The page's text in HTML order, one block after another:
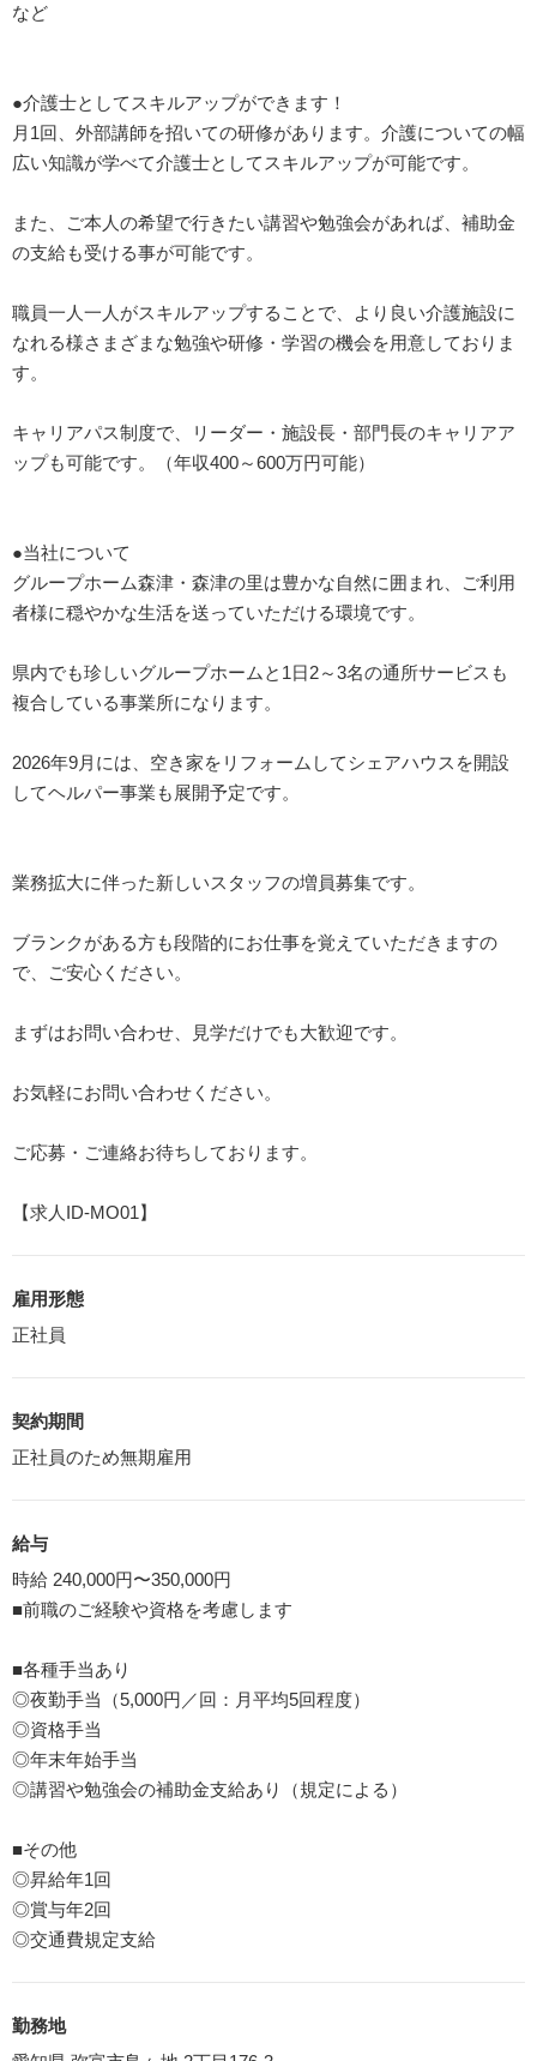
など
●介護士としてスキルアップができます！
月1回、外部講師を招いての研修があります。介護についての幅
広い知識が学べて介護士としてスキルアップが可能です。
また、ご本人の希望で行きたい講習や勉強会があれば、補助金
の支給も受ける事が可能です。
職員一人一人がスキルアップすることで、より良い介護施設に
なれる様さまざまな勉強や研修・学習の機会を用意しておりま
す。
キャリアパス制度で、リーダー・施設長・部門長のキャリアア
ップも可能です。（年収400～600万円可能）
●当社について
グループホーム森津・森津の里は豊かな自然に囲まれ、ご利用
者様に穏やかな生活を送っていただける環境です。
県内でも珍しいグループホームと1日2～3名の通所サービスも
複合している事業所になります。
2026年9月には、空き家をリフォームしてシェアハウスを開設
してヘルパー事業も展開予定です。
業務拡大に伴った新しいスタッフの増員募集です。
ブランクがある方も段階的にお仕事を覚えていただきますの
で、ご安心ください。
まずはお問い合わせ、見学だけでも大歓迎です。
お気軽にお問い合わせください。
ご応募・ご連絡お待ちしております。
【求人ID-MO01】
雇用形態
正社員
契約期間
正社員のため無期雇用
給与
時給 240,000円〜350,000円
■前職のご経験や資格を考慮します
■各種手当あり
◎夜勤手当（5,000円／回：月平均5回程度）
◎資格手当
◎年末年始手当
◎講習や勉強会の補助金支給あり（規定による）
■その他
◎昇給年1回
◎賞与年2回
◎交通費規定支給
勤務地